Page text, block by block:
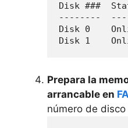
Disk ###
--------
Disk 0
Disk 1
Prepara la
arrancable en
número de